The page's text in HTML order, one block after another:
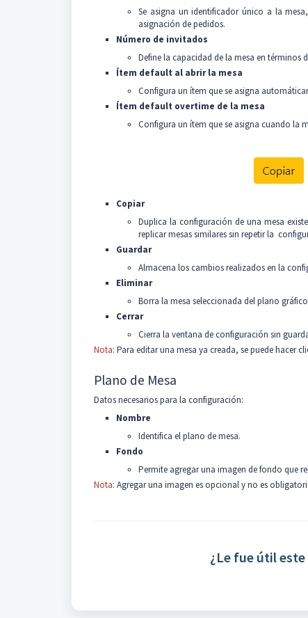
Se asigna un identificador único a la
asignación de pedidos.
Número de invitados
Define la capacidad de la mesa en términos
Ítem default al abrir la mesa
Configura un ítem que se asigna
Ítem default overtime de la mesa
Configura un ítem que se asigna cuando la
Copiar
Duplica la configuración de una mesa
replicar mesas similares sin repetir la
Guardar
Almacena los cambios realizados en la
Eliminar
Borra la mesa seleccionada del plano
Cerrar
Cierra la ventana de configuración sin
Nota: Para editar una mesa ya creada, se puede hacer
Plano de Mesa
Datos necesarios para la configuración:
Nombre
Identifica el plano de mesa.
Fondo
Permite agregar una imagen de fondo que
Nota: Agregar una imagen es opcional y no es
¿Le fue útil